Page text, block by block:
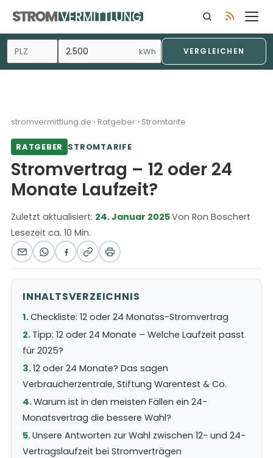
kWh VERGLEICHEN
stromvermittlung.de › Ratgeber › Stromtarife
RATGEBER STROMTARIFE
Stromvertrag – 12 oder 24
Monate Laufzeit?
Zuletzt aktualisiert: 24. Januar 2025·Von Ron Boschert·
Lesezeit ca. 10 Min.
INHALTSVERZEICHNIS
Checkliste: 12 oder 24 Monatss-Stromvertrag
Tipp: 12 oder 24 Monate – Welche Laufzeit passt
für 2025?
12 oder 24 Monate? Das sagen
Verbraucherzentrale, Stiftung Warentest & Co.
Warum ist in den meisten Fällen ein 24-
Monatsvertrag die bessere Wahl?
Unsere Antworten zur Wahl zwischen 12- und 24-
Vertragslaufzeit bei Stromverträgen